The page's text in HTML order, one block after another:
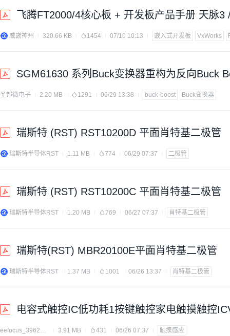
飞腾FT2000/4核心板 + 开发板产品手册 天脉
威嵌神州 320.66 KB 1454 07/10 10:13 嵌入式开发板 VxWorks
SGM61630 系列Buck变换器重构为反向Buck
圣邦微电子 2.20 MB 1291 06/29 13:38 buck-boost Buck变换器
瑞斯特 (RST) RST10200D 平面肖特基二极管
瑞斯特半导体RST 1.11 MB 774 06/29 07:37 二极管
瑞斯特 (RST) RST10200C 平面肖特基二极管
瑞斯特半导体RST 1.20 MB 769 06/27 07:37 肖特基二极管
瑞斯特(RST) MBR20100E平面肖特基二极管
瑞斯特半导体RST 1.37 MB 1001 06/26 13:37 肖特基二极管
电容式触控IC低功耗1按键触控家电触摸触控
eefocus_3962175 3.91 MB 431 06/26 07:37 触摸感应